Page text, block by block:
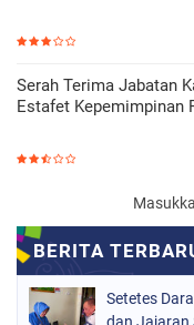
Serah Terima Jabatan
Estafet Kepemimpinan
Setetes